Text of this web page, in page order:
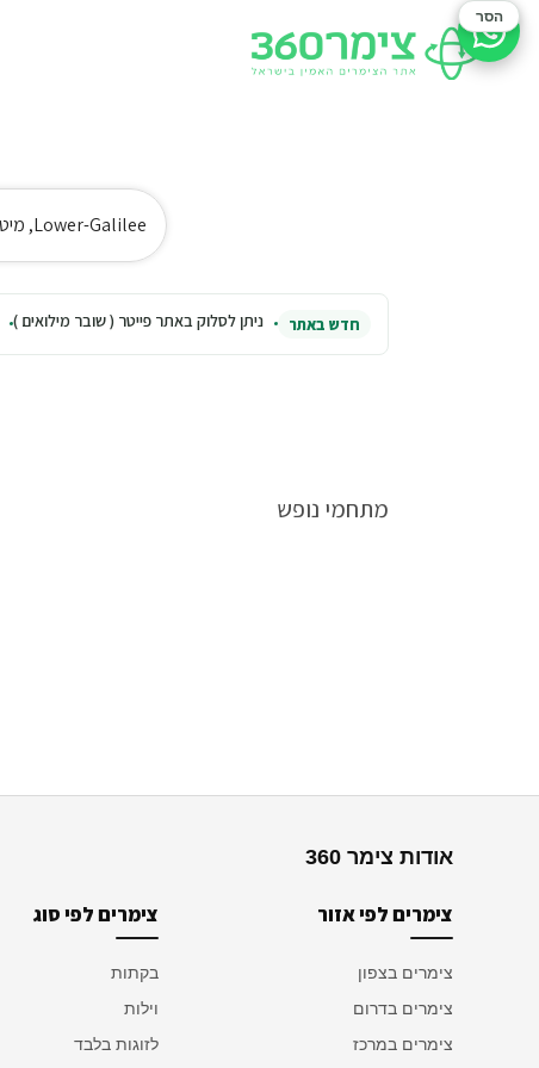
Lower-Galilee, מיטה יהודית
חדש באתר ניתן לסלוק באתר פייטר ( שובר מילואים )
מתחמי נופש
אודות צימר 360
צימרים לפי אזור
צימרים בצפון
צימרים בדרום
צימרים במרכז
צימרים לפי סוג
בקתות
וילות
לזוגות בלבד
סיוע בהזמנה
הסר